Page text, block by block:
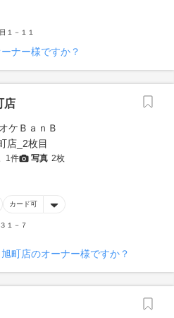
１－１１
ナー様ですか？
店
1件 写真 2枚
カード可
１－７
町店のオーナー様ですか？